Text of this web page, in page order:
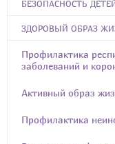
БЕЗОПАСНОСТЬ
ЗДОРОВЫЙ ОБРАЗ
Профилактика
заболеваний и
Активный образ
Профилактика